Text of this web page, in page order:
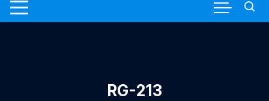
RG-213